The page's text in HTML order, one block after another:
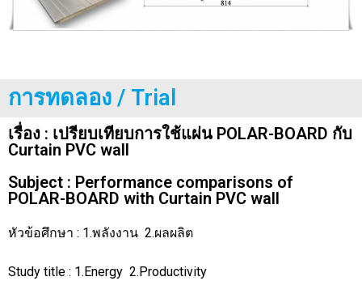
การทดลอง / Trial
เรื่อง : เปรียบเทียบการใช้แผ่น POLAR-BOARD กับ
Curtain PVC wall
Subject : Performance comparisons of
POLAR-BOARD with Curtain PVC wall
หัวข้อศึกษา : 1.พลังงาน 2.ผลผลิต
Study title : 1.Energy 2.Productivity